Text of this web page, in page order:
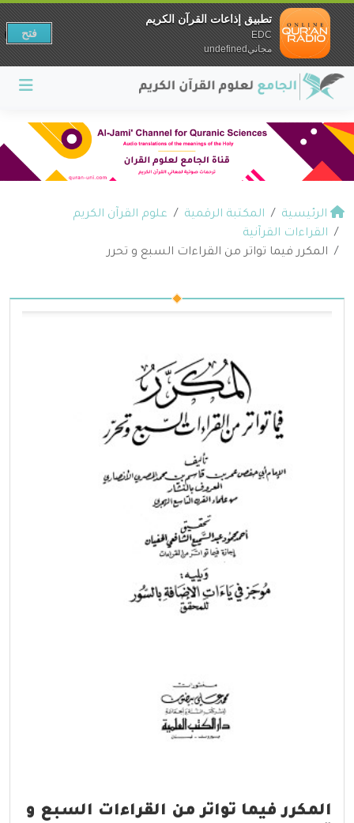
الرئيسية المكتبة الرقمية
علوم القرآن الكريم
القراءات القرآنية
المكرر فيما تواتر من القراءات السبع و تحرر
المكرر فيما تواتر من القراءات السبع و
تطبيق إذاعات القرآن الكريم
EDC
مجانيundefined
فتح